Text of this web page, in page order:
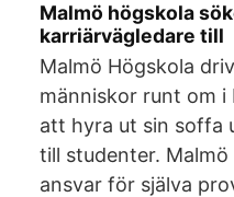
Malmö högskola
karriärvägledare till
Malmö Högskola
människor runt om i
att hyra ut sin soffa
till studenter.
ansvar för själva